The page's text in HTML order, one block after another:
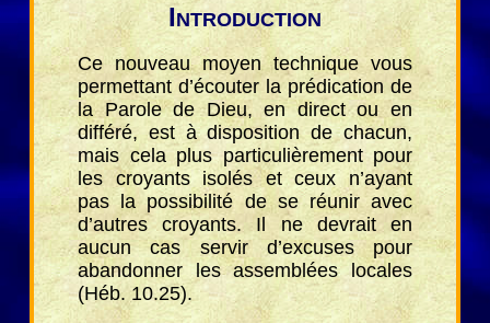
INTRODUCTION
Ce nouveau moyen technique vous
permettant d’écouter la prédication de
la Parole de Dieu, en direct ou en
différé, est à disposition de chacun,
mais cela plus particulièrement pour
les croyants isolés et ceux n’ayant
pas la possibilité de se réunir avec
d’autres croyants. Il ne devrait en
aucun cas servir d’excuses pour
abandonner les assemblées locales
(Héb. 10.25).